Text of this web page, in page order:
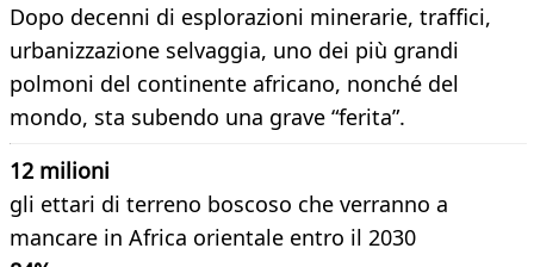
Dopo decenni di esplorazioni minerarie, traffici,
urbanizzazione selvaggia, uno dei più grandi
polmoni del continente africano, nonché del
mondo, sta subendo una grave “ferita”.
12 milioni
gli ettari di terreno boscoso che verranno a
mancare in Africa orientale entro il 2030